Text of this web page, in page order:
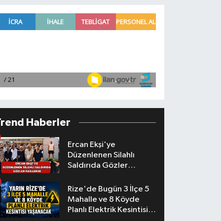
Haberler
Ercan Ekşi'ye
Düzenlenen Silahlı
Saldırıda Gözler
Rize'de Bugün 3 İlçe 5
Mahalle ve 8 Köyde
Planlı Elektrik Kesintisi